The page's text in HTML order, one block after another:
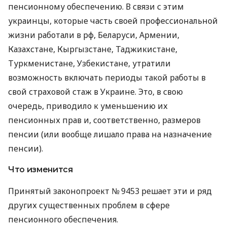
пенсионному обеспечению. В связи с этим
украинцы, которые часть своей профессиональной
жизни работали в рф, Беларуси, Армении,
Казахстане, Кыргызстане, Таджикистане,
Туркменистане, Узбекистане, утратили
возможность включать периоды такой работы в
свой страховой стаж в Украине. Это, в свою
очередь, приводило к уменьшению их
пенсионных прав и, соответственно, размеров
пенсии (или вообще лишало права на назначение
пенсии).
Что изменится
Принятый законопроект № 9453 решает эти и ряд
других существенных проблем в сфере
пенсионного обеспечения.